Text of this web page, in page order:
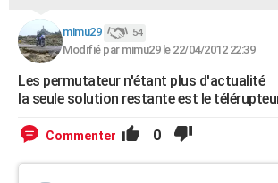
mimu29 54
Modifié par mimu29 le 22/04/2012 22:39
Les permutateur n'étant plus d'actualité
la seule solution restante est le
Commenter 0